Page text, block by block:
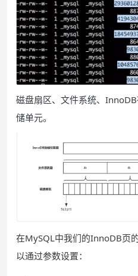
磁盘扇区、文件系统、
储单元。
在MySQL中我们的InnoDB页
以通过参数设置：